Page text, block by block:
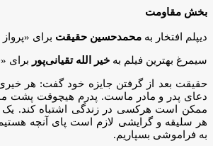
بخش مقاومت
دیپلم افتخار به محمدحسین حقیقت برای «پرواز ۱۷۵»
سیمرغ بهترین فیلم به خیر الله تقیانی‌پور برای
حقیقت بعد از گرفتن جایزه خود گفت: هر
دعای پدر و مادر ماست. پدرم هیچوقت پشت
ممکن است هرکسی در زندگی اشتباه کند. یک
هر سلیقه و گرایشی لازم است پای آنچه هستیم
به فراموشی بسپاریم.